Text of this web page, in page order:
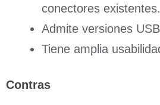
conectores existentes.
Admite versiones
Tiene amplia
Contras